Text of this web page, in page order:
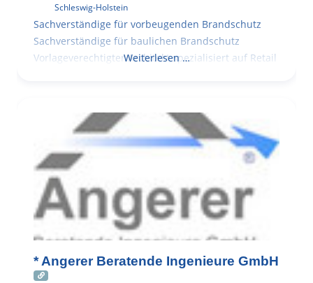
Schleswig-Holstein
Sachverständige für vorbeugenden Brandschutz
Sachverständige für baulichen Brandschutz
Vorlageverechtigter Architekt spezialisiert auf Retail
Weiterlesen …
* Angerer Beratende Ingenieure GmbH